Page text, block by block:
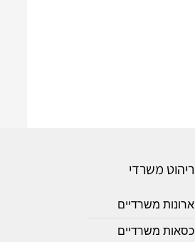
ריהוט משרדי
ארונות משרדיים
כסאות משרדיים